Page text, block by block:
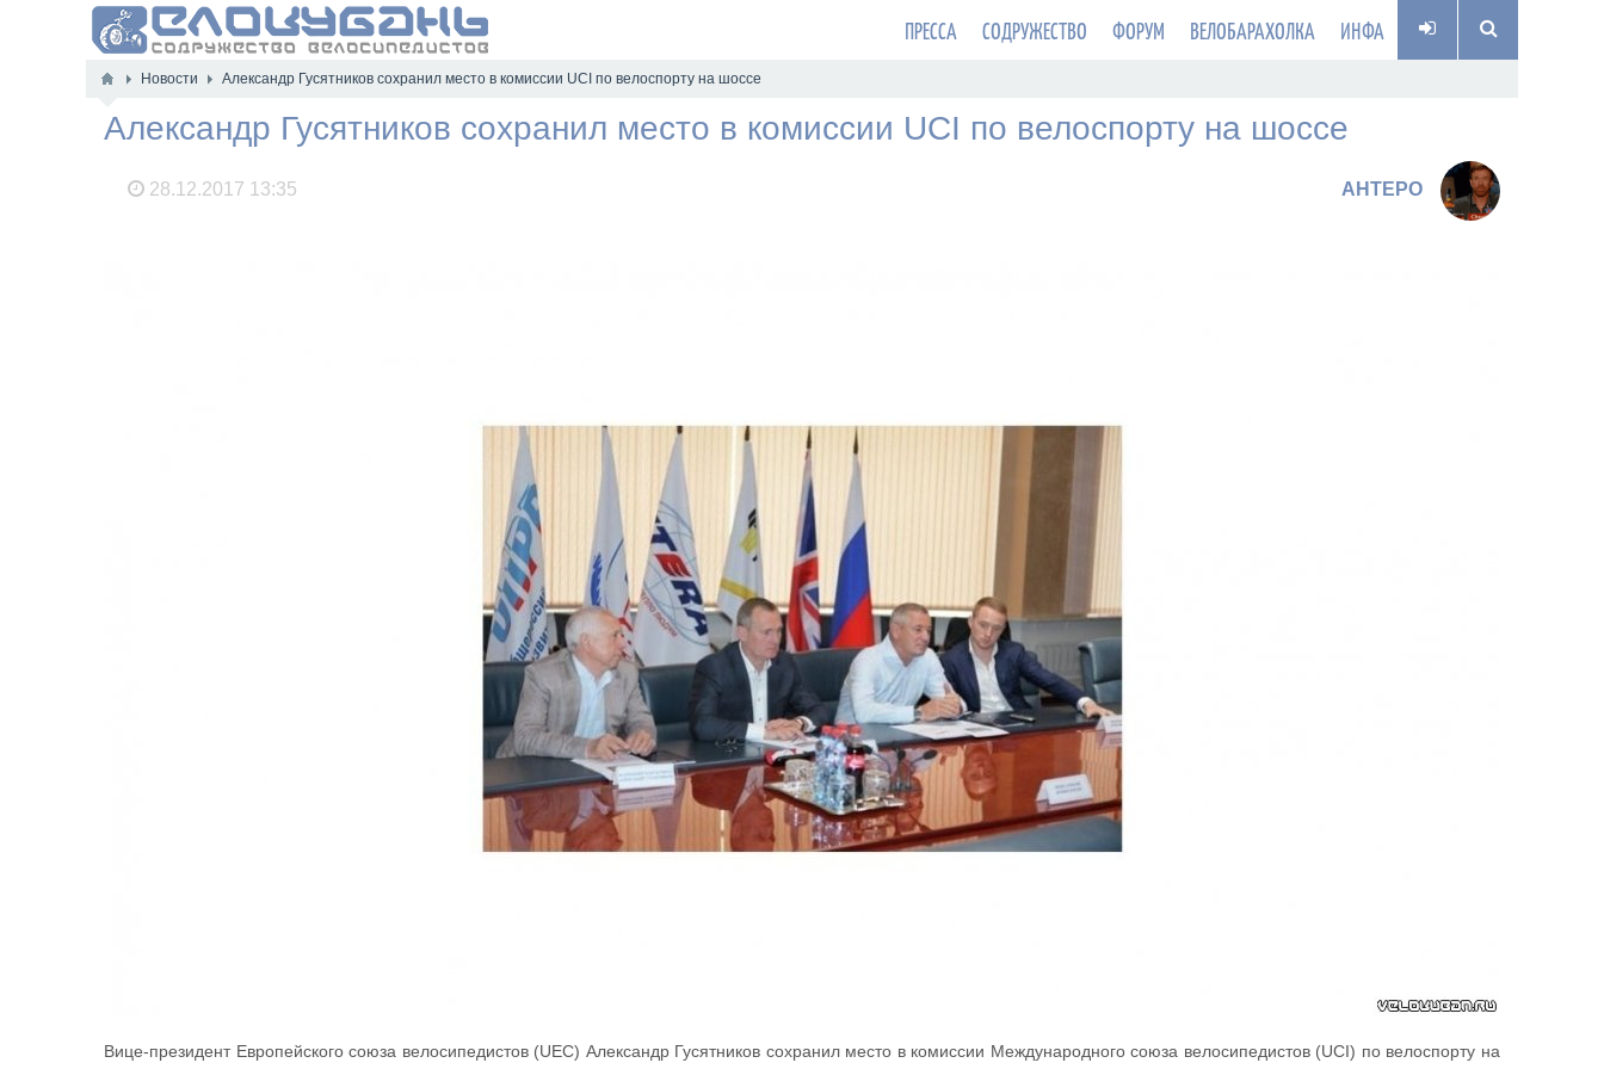
ПРЕССА СОДРУЖЕСТВО ФОРУМ ВЕЛОБАРАХОЛКА ИНФА
Новости Александр Гусятников сохранил место в комиссии UCI по велоспорту на шоссе
Александр Гусятников сохранил место в комиссии UCI по велоспорту на шоссе
28.12.2017 13:35 AHTEPO
Вице-президент Европейского союза велосипедистов (UEC) Александр Гусятников сохранил место в комиссии Международного союза велосипедистов (UCI) по велоспорту на